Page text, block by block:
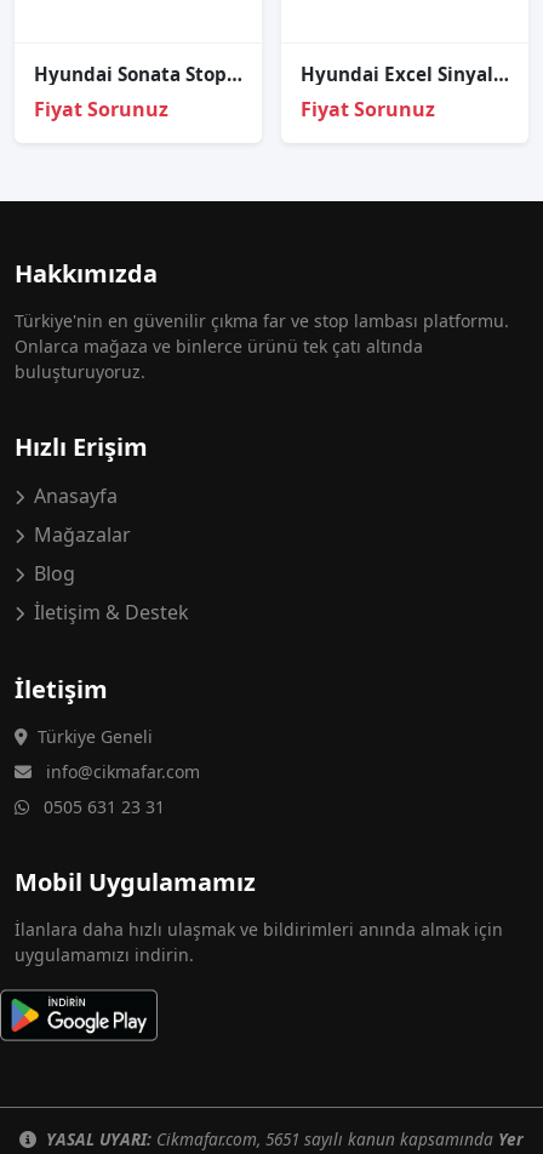
Hyundai Sonata Stop Lambası Sağ Sol Set 2003-2005
Fiyat Sorunuz
Hyundai Excel Sinyal Sağ 1992-1994
Fiyat Sorunuz
Hakkımızda
Türkiye'nin en güvenilir çıkma far ve stop lambası platformu.
Onlarca mağaza ve binlerce ürünü tek çatı altında
buluşturuyoruz.
Hızlı Erişim
Anasayfa
Mağazalar
Blog
İletişim & Destek
İletişim
Türkiye Geneli
info@cikmafar.com
0505 631 23 31
Mobil Uygulamamız
İlanlara daha hızlı ulaşmak ve bildirimleri anında almak için
uygulamamızı indirin.
YASAL UYARI: Cikmafar.com, 5651 sayılı kanun kapsamında Yer